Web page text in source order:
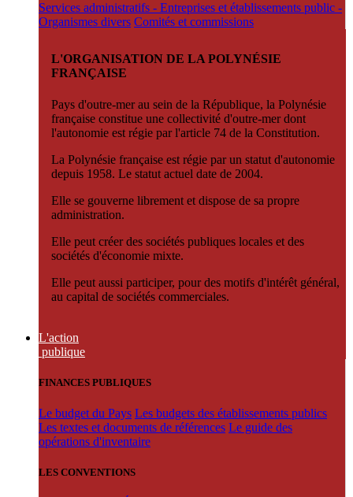
Services administratifs - Entreprises et établissements public -
Organismes divers Comités et commissions
L'ORGANISATION DE LA POLYNÉSIE
FRANÇAISE
Pays d'outre-mer au sein de la République, la Polynésie
française constitue une collectivité d'outre-mer dont
l'autonomie est régie par l'article 74 de la Constitution.
La Polynésie française est régie par un statut d'autonomie
depuis 1958. Le statut actuel date de 2004.
Elle se gouverne librement et dispose de sa propre
administration.
Elle peut créer des sociétés publiques locales et des
sociétés d'économie mixte.
Elle peut aussi participer, pour des motifs d'intérêt général,
au capital de sociétés commerciales.
L'action
publique
FINANCES PUBLIQUES
Le budget du Pays Les budgets des établissements publics
Les textes et documents de références Le guide des
opérations d'inventaire
LES CONVENTIONS